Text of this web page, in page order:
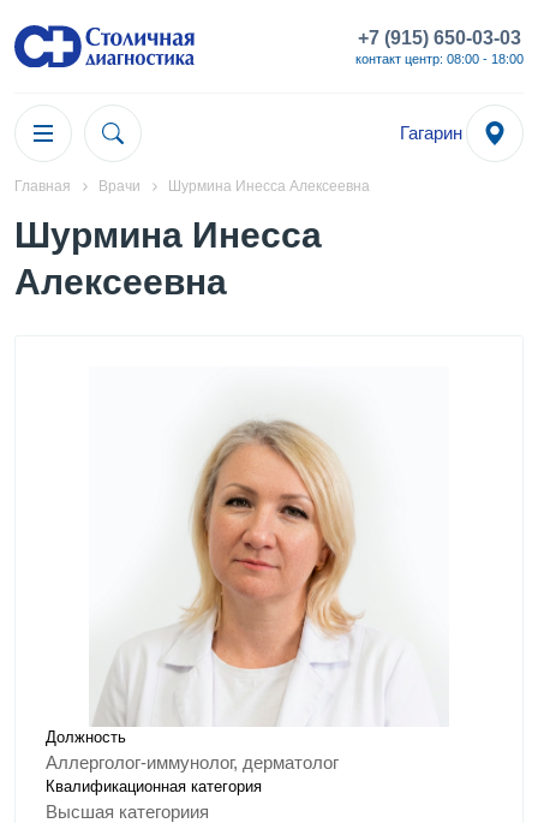
+7 (915) 650-03-03
контакт центр: 08:00 - 18:00
Гагарин
Главная Врачи Шурмина Инесса Алексеевна
Шурмина Инесса
Алексеевна
Должность
Аллерголог-иммунолог, дерматолог
Квалификационная категория
Высшая категориия